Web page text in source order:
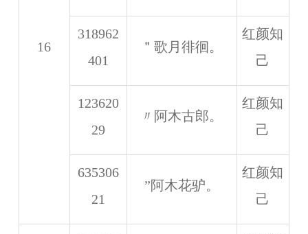
16
318962
401
＂歌月徘徊。
红颜知
己
123620
29
〃阿木古郎。
红颜知
己
635306
21
”阿木花驴。
红颜知
己